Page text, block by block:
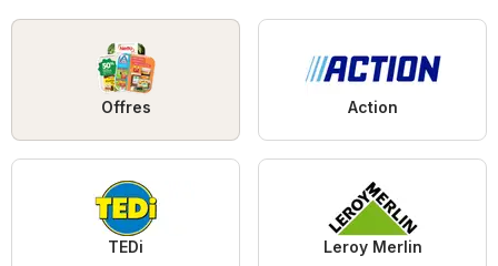
Offres Action
TEDi Leroy Merlin